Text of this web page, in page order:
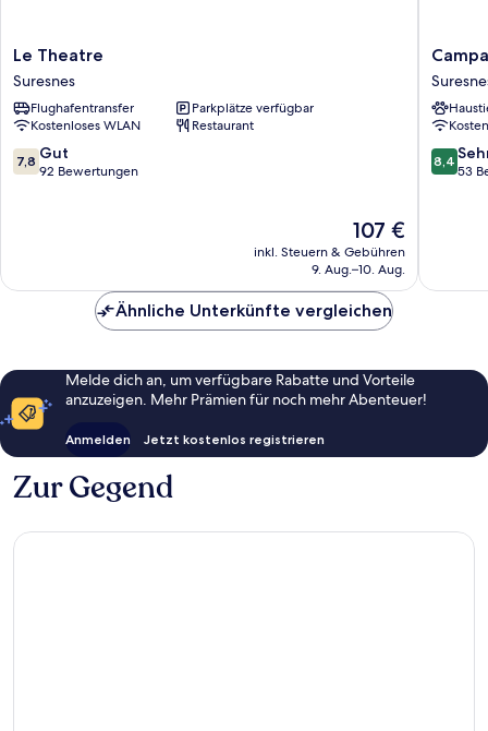
Le
Theatre
Suresnes
Le Theatre
Suresnes
Flughafentransfer
Parkplätze verfügbar
Kostenloses WLAN
Restaurant
7.8
von
7,8 Gut
92 Bewertungen
Der
Preis
beträgt
107 €
inkl. Steuern & Gebühren
9. Aug.–10. Aug.
PRIME
-
-
La
Défense
8.4
von
8,4
53
Ähnliche Unterkünfte vergleichen
Melde dich an, um verfügbare Rabatte und Vorteile
anzuzeigen. Mehr Prämien für noch mehr Abenteuer!
Anmelden Jetzt kostenlos registrieren
Zur Gegend